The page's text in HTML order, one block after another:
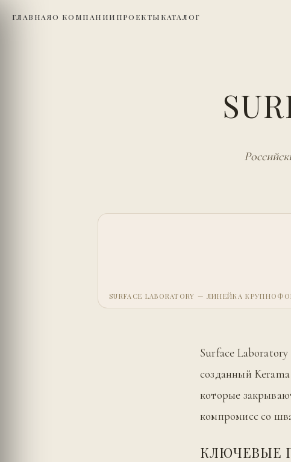
SURFACE LABORATORY — ЛИНЕЙКА
Surface
созданный
которые
компромисс со
КЛЮЧЕВЫЕ
ГЛАВНАЯО КОМПАНИИ ПРОЕКТЫ КАТАЛОГ